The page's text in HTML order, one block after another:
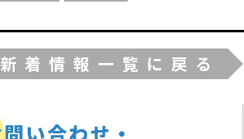
新着情報一覧に戻る